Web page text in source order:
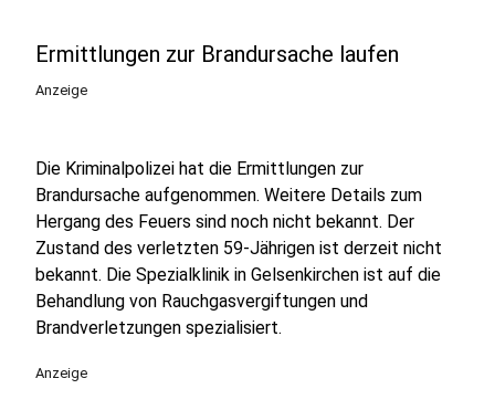
Ermittlungen zur Brandursache laufen
Anzeige
Die Kriminalpolizei hat die Ermittlungen zur
Brandursache aufgenommen. Weitere Details zum
Hergang des Feuers sind noch nicht bekannt. Der
Zustand des verletzten 59-Jährigen ist derzeit nicht
bekannt. Die Spezialklinik in Gelsenkirchen ist auf die
Behandlung von Rauchgasvergiftungen und
Brandverletzungen spezialisiert.
Anzeige